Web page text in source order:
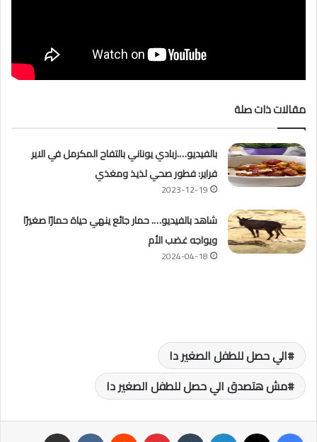
مقالات ذات صلة
بالفيديو….زبادي يوناني بالتفاح المكرمل في الاير
فراير: فطور صحي لذيذ ومغذي
2023-12-19
شاهد بالفيديو…. حمار جائع ينهي حياة حمارًا صغيرًا
ويواجه غضب الأم
2024-04-18
الي حصل للطفل الصغير دا
مش هتصدق الي حصل للطفل الصغير دا